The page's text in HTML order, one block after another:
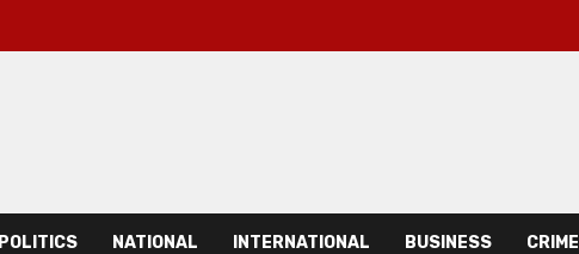
POLITICS NATIONAL INTERNATIONAL BUSINESS CRIME